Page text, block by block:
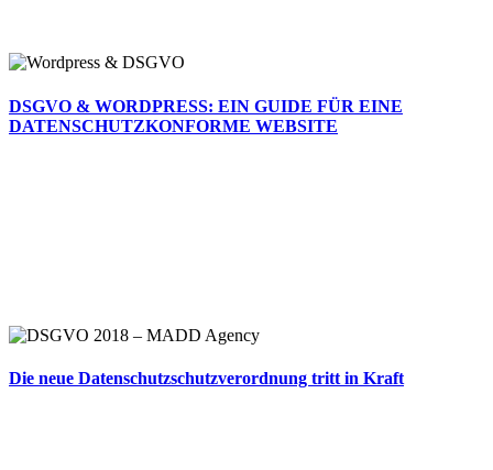
DSGVO & WORDPRESS: EIN GUIDE FÜR EINE
DATENSCHUTZKONFORME WEBSITE
Die neue Datenschutzschutzverordnung tritt in Kraft